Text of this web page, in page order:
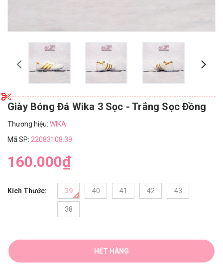
Giày Bóng Đá Wika 3 Sọc - Trắng Sọc Đồng
Thương hiệu: WIKA
Mã SP: 22083108.39
160.000₫
Kích Thước: 39 40 41 42 43
38
HẾT HÀNG